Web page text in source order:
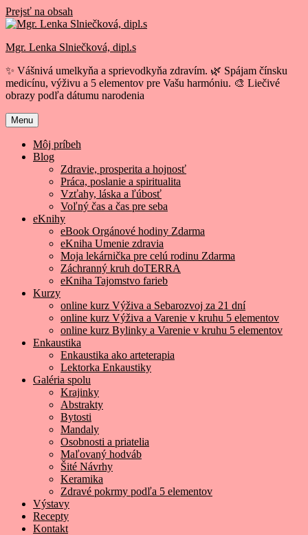
Prejsť na obsah
Mgr. Lenka Slniečková, dipl.s
✨ Vášnivá umelkyňa a sprievodkyňa zdravím. 🌿 Spájam čínsku
medicínu, výživu a 5 elementov pre Vašu harmóniu. 🎨 Liečivé
obrazy podľa dátumu narodenia
Menu
Môj príbeh
Blog
Zdravie, prosperita a hojnosť
Práca, poslanie a spiritualita
Vzťahy, láska a ľúbosť
Voľný čas a čas pre seba
eKnihy
eBook Orgánové hodiny Zdarma
eKniha Umenie zdravia
Moja lekárnička pre celú rodinu Zdarma
Záchranný kruh doTERRA
eKniha Tajomstvo farieb
Kurzy
online kurz Výživa a Sebarozvoj za 21 dní
online kurz Výživa a Varenie v kruhu 5 elementov
online kurz Bylinky a Varenie v kruhu 5 elementov
Enkaustika
Enkaustika ako arteterapia
Lektorka Enkaustiky
Galéria spolu
Krajinky
Abstrakty
Bytosti
Mandaly
Osobnosti a priatelia
Maľovaný hodváb
Šité Návrhy
Keramika
Zdravé pokrmy podľa 5 elementov
Výstavy
Recepty
Kontakt